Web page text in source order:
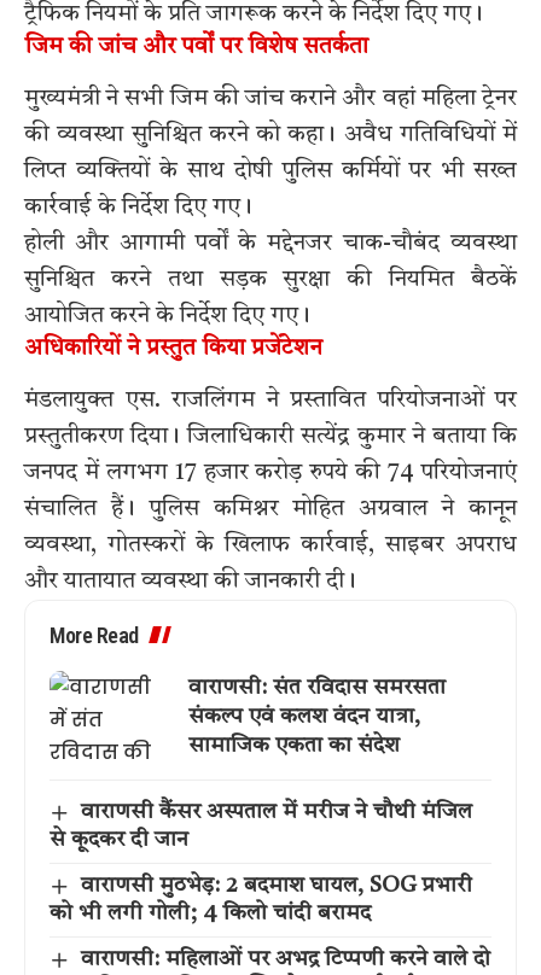
ट्रैफिक नियमों के प्रति जागरूक करने के निर्देश दिए गए।
जिम की जांच और पर्वों पर विशेष सतर्कता
मुख्यमंत्री ने सभी जिम की जांच कराने और वहां महिला ट्रेनर
की व्यवस्था सुनिश्चित करने को कहा। अवैध गतिविधियों में
लिप्त व्यक्तियों के साथ दोषी पुलिस कर्मियों पर भी सख्त
कार्रवाई के निर्देश दिए गए।
होली और आगामी पर्वों के मद्देनजर चाक-चौबंद व्यवस्था
सुनिश्चित करने तथा सड़क सुरक्षा की नियमित बैठकें
आयोजित करने के निर्देश दिए गए।
अधिकारियों ने प्रस्तुत किया प्रजेंटेशन
मंडलायुक्त एस. राजलिंगम ने प्रस्तावित परियोजनाओं पर
प्रस्तुतीकरण दिया। जिलाधिकारी सत्येंद्र कुमार ने बताया कि
जनपद में लगभग 17 हजार करोड़ रुपये की 74 परियोजनाएं
संचालित हैं। पुलिस कमिश्नर मोहित अग्रवाल ने कानून
व्यवस्था, गोतस्करों के खिलाफ कार्रवाई, साइबर अपराध
और यातायात व्यवस्था की जानकारी दी।
More Read
वाराणसी: संत रविदास समरसता
संकल्प एवं कलश वंदन यात्रा,
सामाजिक एकता का संदेश
वाराणसी कैंसर अस्पताल में मरीज ने चौथी मंजिल
से कूदकर दी जान
वाराणसी मुठभेड़: 2 बदमाश घायल, SOG प्रभारी
को भी लगी गोली; 4 किलो चांदी बरामद
वाराणसी: महिलाओं पर अभद्र टिप्पणी करने वाले दो